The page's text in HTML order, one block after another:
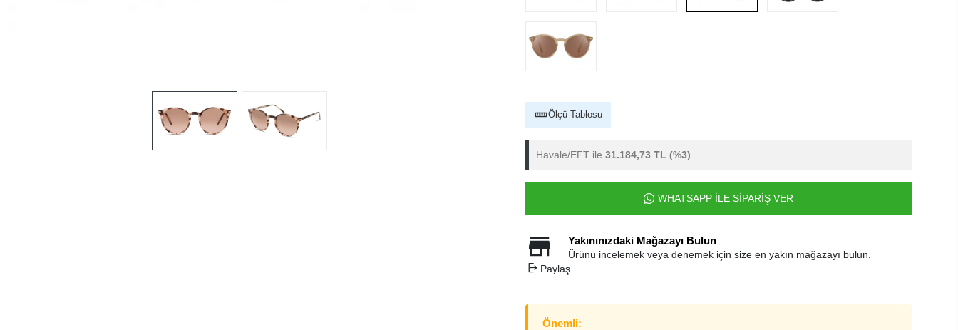
Ölçü Tablosu
Havale/EFT ile 31.184,73 TL (%3)
WHATSAPP İLE SİPARİŞ VER
Yakınınızdaki Mağazayı Bulun
Ürünü incelemek veya denemek için size en yakın mağazayı bulun.
Paylaş
Önemli: